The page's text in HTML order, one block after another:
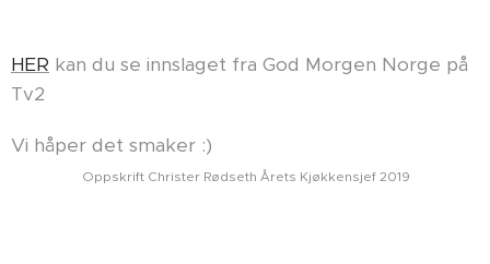
HER kan du se innslaget fra God Morgen Norge på
Tv2
Vi håper det smaker :)
Oppskrift Christer Rødseth Årets Kjøkkensjef 2019